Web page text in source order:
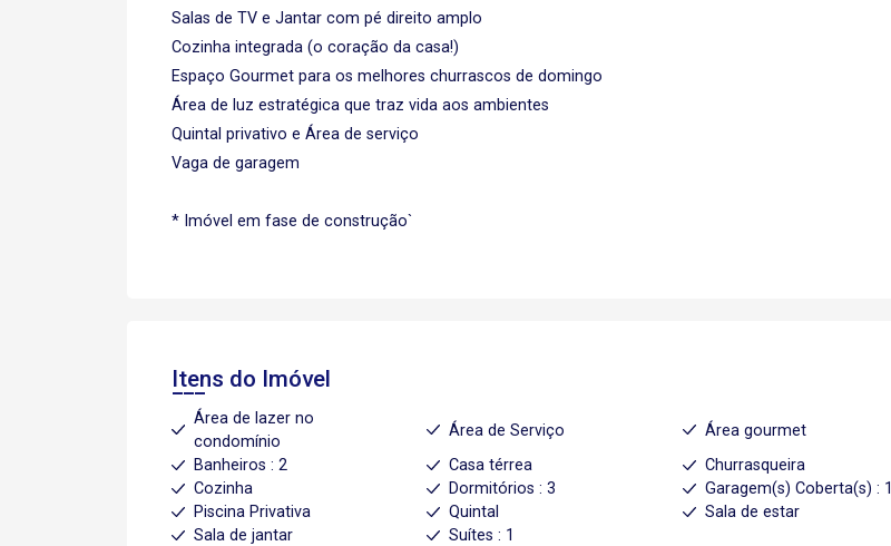
Salas de TV e Jantar com pé direito amplo
Cozinha integrada (o coração da casa!)
Espaço Gourmet para os melhores churrascos de domingo
Área de luz estratégica que traz vida aos ambientes
Quintal privativo e Área de serviço
Vaga de garagem
* Imóvel em fase de construção`
Itens do Imóvel
Área de lazer no
condomínio
Área de Serviço
Área gourmet
Banheiros : 2
Casa térrea
Churrasqueira
Cozinha
Dormitórios : 3
Garagem(s) Coberta(s) : 1
Piscina Privativa
Quintal
Sala de estar
Sala de jantar
Suítes : 1